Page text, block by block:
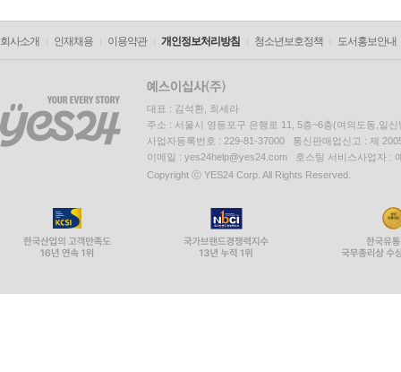
회사소개 인재채용 이용약관 개인정보처리방침 청소년보호정책 도서홍보안내
대표 : 김석환, 최세라
주소 : 서울시 영등포구 은행로 11, 5층~6층(여의도동,일신
사업자등록번호 : 229-81-37000 통신판매업신고 : 제
이메일 : yes24help@yes24.com 호스팅 서비스사업자 :
Copyright ⓒ YES24 Corp. All Rights Reserved.